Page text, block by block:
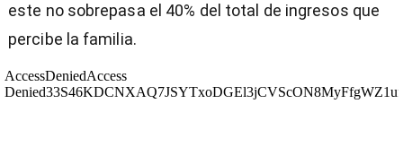
este no sobrepasa el 40% del total de ingresos que
percibe la familia.